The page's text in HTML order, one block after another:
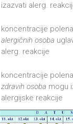
izazvati alerg.
koncentracije
alergičnih osoba
alerg. reakcije
koncentracije
zdravih osoba mogu
alergijske reakcije